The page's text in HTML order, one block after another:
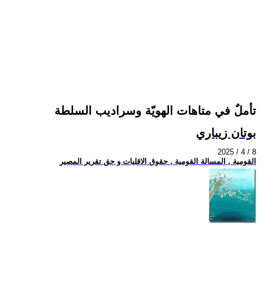
تأملٌ في متاهات الهويّة وسراديب السلطة
بوتان زيباري
2025 / 4 / 8
القومية , المسالة القومية , حقوق الاقليات و حق تقرير المصير